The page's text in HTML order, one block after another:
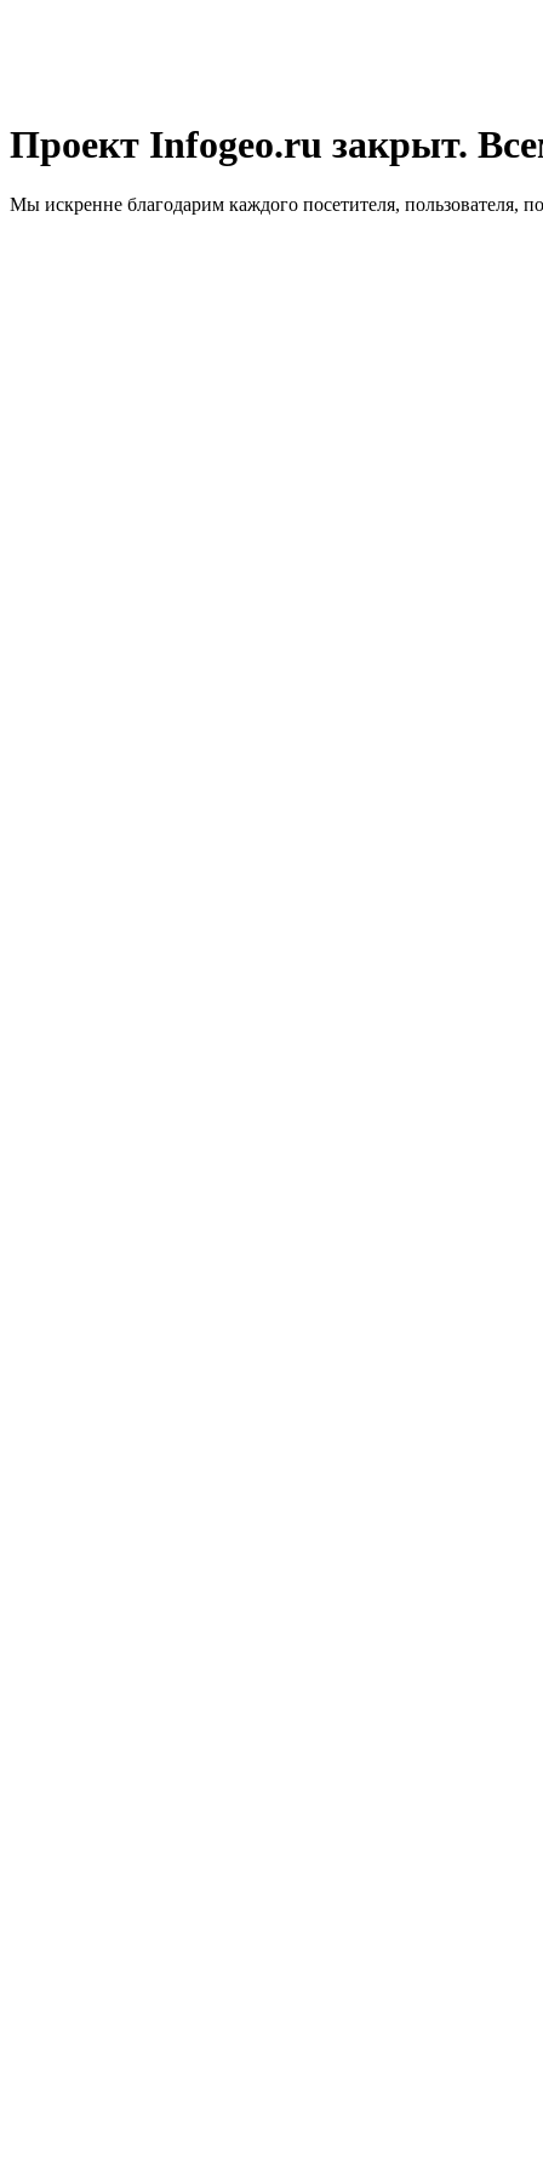
Проект Infogeo.ru закрыт.
Мы искренне благодарим каждого посетителя, пользователя,